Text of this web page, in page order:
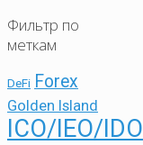
Фильтр по
меткам
DeFi Forex
Golden Island
ICO/IEO/IDO